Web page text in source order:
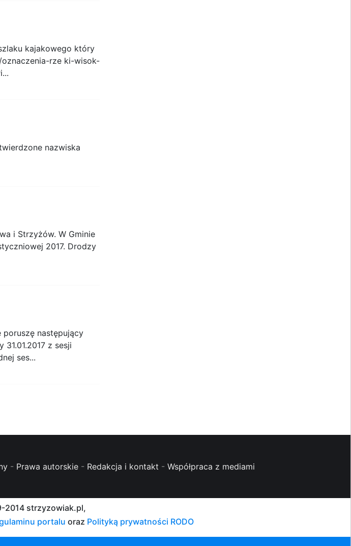
kajakowego który
rze ki-wisok-
nazwiska
i Strzyżów. W Gminie
2017. Drodzy
następujący
z sesji
ses...
- Prawa autorskie - Redakcja i kontakt - Współpraca z mediami
strzyzowiak.pl,
portalu oraz Polityką prywatności RODO